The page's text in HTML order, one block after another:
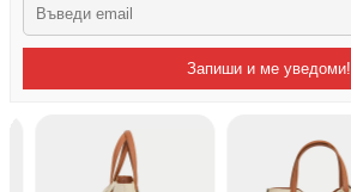
Запиши и ме уведоми!